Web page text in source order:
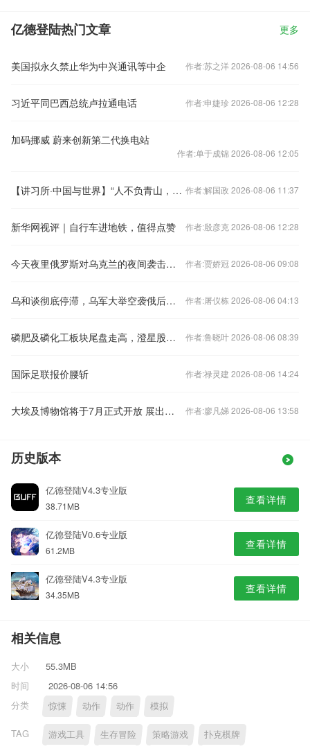
亿德登陆热门文章 更多
美国拟永久禁止华为中兴通讯等中企 作者:苏之洋 2026-08-06 14:56
习近平同巴西总统卢拉通电话 作者:申婕珍 2026-08-06 12:28
加码挪威 蔚来创新第二代换电站
作者:单于成锦 2026-08-06 12:05
【讲习所·中国与世界】“人不负青山，青山定不负人” 作者:解国政 2026-08-06 11:37
新华网视评｜自行车进地铁，值得点赞 作者:殷彦克 2026-08-06 12:28
今天夜里俄罗斯对乌克兰的夜间袭击如此猛烈，以至于乌克兰没有发射一枚拦截导弹 作者:贾娇冠 2026-08-06 09:08
乌和谈彻底停滞，乌军大举空袭俄后方，财政差距注定俄方不会妥协 作者:屠仪栋 2026-08-06 04:13
磷肥及磷化工板块尾盘走高，澄星股份涨停 作者:鲁晓叶 2026-08-06 08:39
国际足联报价腰斩 作者:禄灵建 2026-08-06 14:24
大埃及博物馆将于7月正式开放 展出超10万件文物 作者:廖凡娣 2026-08-06 13:58
历史版本
亿德登陆V4.3专业版
38.71MB 查看详情
亿德登陆V0.6专业版
61.2MB 查看详情
亿德登陆V4.3专业版
34.35MB 查看详情
相关信息
大小
55.3MB
时间
2026-08-06 14:56
分类
惊悚 动作 动作 模拟
TAG 游戏工具 生存冒险 策略游戏 扑克棋牌